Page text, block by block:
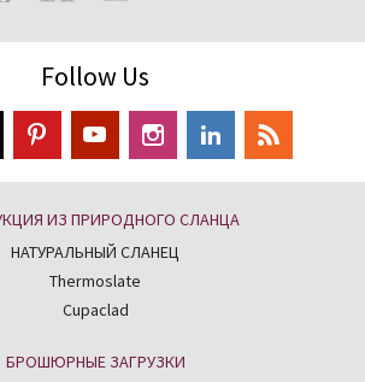
Follow Us
ИЗ ПРИРОДНОГО СЛАНЦА
НАТУРАЛЬНЫЙ СЛАНЕЦ
Thermoslate
Cupaclad
БРОШЮРНЫЕ ЗАГРУЗКИ